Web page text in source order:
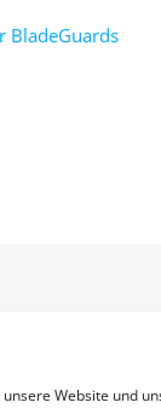
Website und
BladeGuards